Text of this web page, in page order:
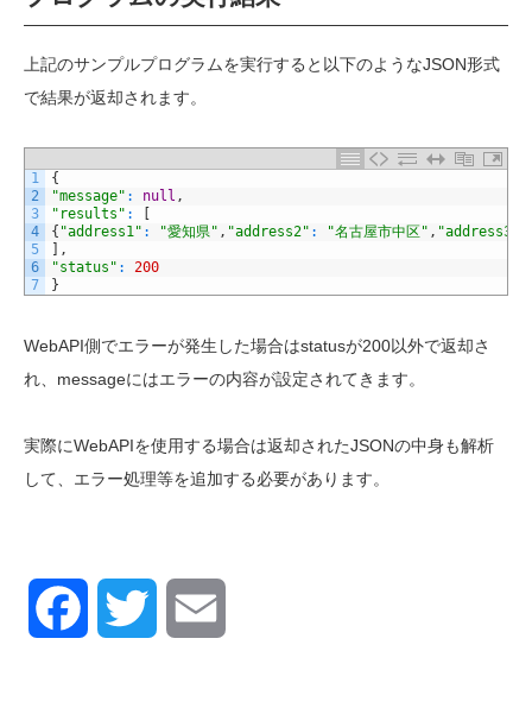
上記のサンプルプログラムを実行すると以下のようなJSON形式
で結果が返却されます。
1
2
3
4
5
6
7
{
"message" : null ,
"results" :
[
{ "address1" : "愛知県" , "address2" : "名古屋市中区" , "address3"
] ,
"status" :
200
}
WebAPI側でエラーが発生した場合はstatusが200以外で返却さ
れ、 messageにはエラーの内容が設定されてきます。
実際にWebAPIを使用する場合は返却されたJSONの中身も解析
して、エラー処理等を追加する必要があります。
Facebook Twitter